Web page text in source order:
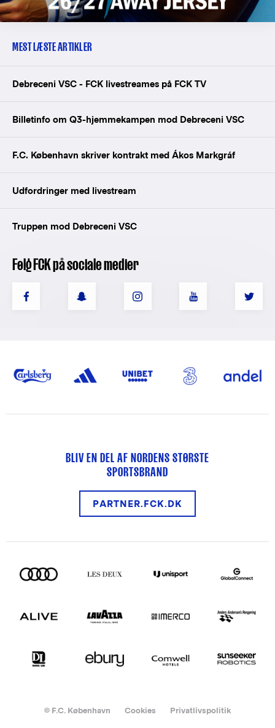
MEST LÆSTE ARTIKLER
Debreceni VSC - FCK livestreames på FCK TV
Billetinfo om Q3-hjemmekampen mod Debreceni VSC
F.C. København skriver kontrakt med Ákos Markgráf
Udfordringer med livestream
Truppen mod Debreceni VSC
Følg FCK på sociale medier
BLIV EN DEL AF NORDENS STØRSTE
SPORTSBRAND
PARTNER.FCK.DK
© F.C. København Cookies Privatlivspolitik